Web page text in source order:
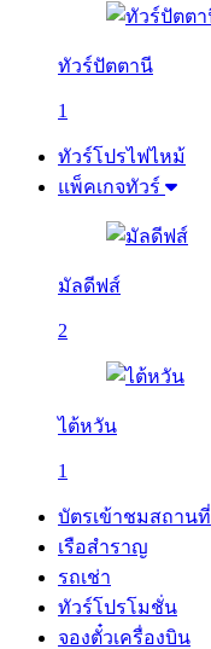
ทัวร์ปัตตานี
1
ทัวร์โปรไฟไหม้
แพ็คเกจทัวร์
มัลดีฟส์
2
ไต้หวัน
1
บัตรเข้าชมสถานที่
เรือสำราญ
รถเช่า
ทัวร์โปรโมชั่น
จองตั๋วเครื่องบิน